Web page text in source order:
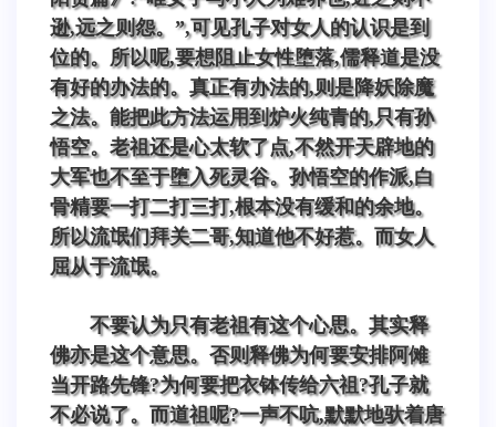
逊,远之则怨。”,可见孔子对女人的认识是到
位的。所以呢,要想阻止女性堕落,儒释道是没
有好的办法的。真正有办法的,则是降妖除魔
之法。能把此方法运用到炉火纯青的,只有孙
悟空。老祖还是心太软了点,不然开天辟地的
大军也不至于堕入死灵谷。孙悟空的作派,白
骨精要一打二打三打,根本没有缓和的余地。
所以流氓们拜关二哥,知道他不好惹。而女人
屈从于流氓。
不要认为只有老祖有这个心思。其实释
佛亦是这个意思。否则释佛为何要安排阿傩
当开路先锋?为何要把衣钵传给六祖?孔子就
不必说了。而道祖呢?一声不吭,默默地驮着唐